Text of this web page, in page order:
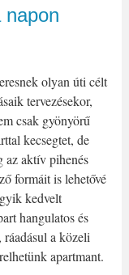
napon
olyan úti célt
tervezésekor,
csak gyönyörű
kecsegtet, de
az aktív pihenés
formáit is lehetővé
kedvelt
hangulatos és
a közeli
apartmant.